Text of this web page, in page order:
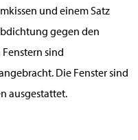
und einem Satz
gegen den
sind
Die Fenster sind
ausgestattet.